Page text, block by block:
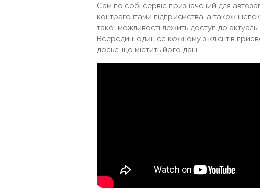
Сам по собі сервіс призначений для
контрагентами підприємства, а також
такої можливості лежить доступ до
Всередині один ес кожному з клієнтів
досьє, що містить його дані.